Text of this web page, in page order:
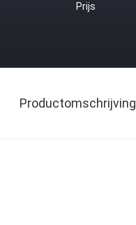
Prijs
Productomschrijving